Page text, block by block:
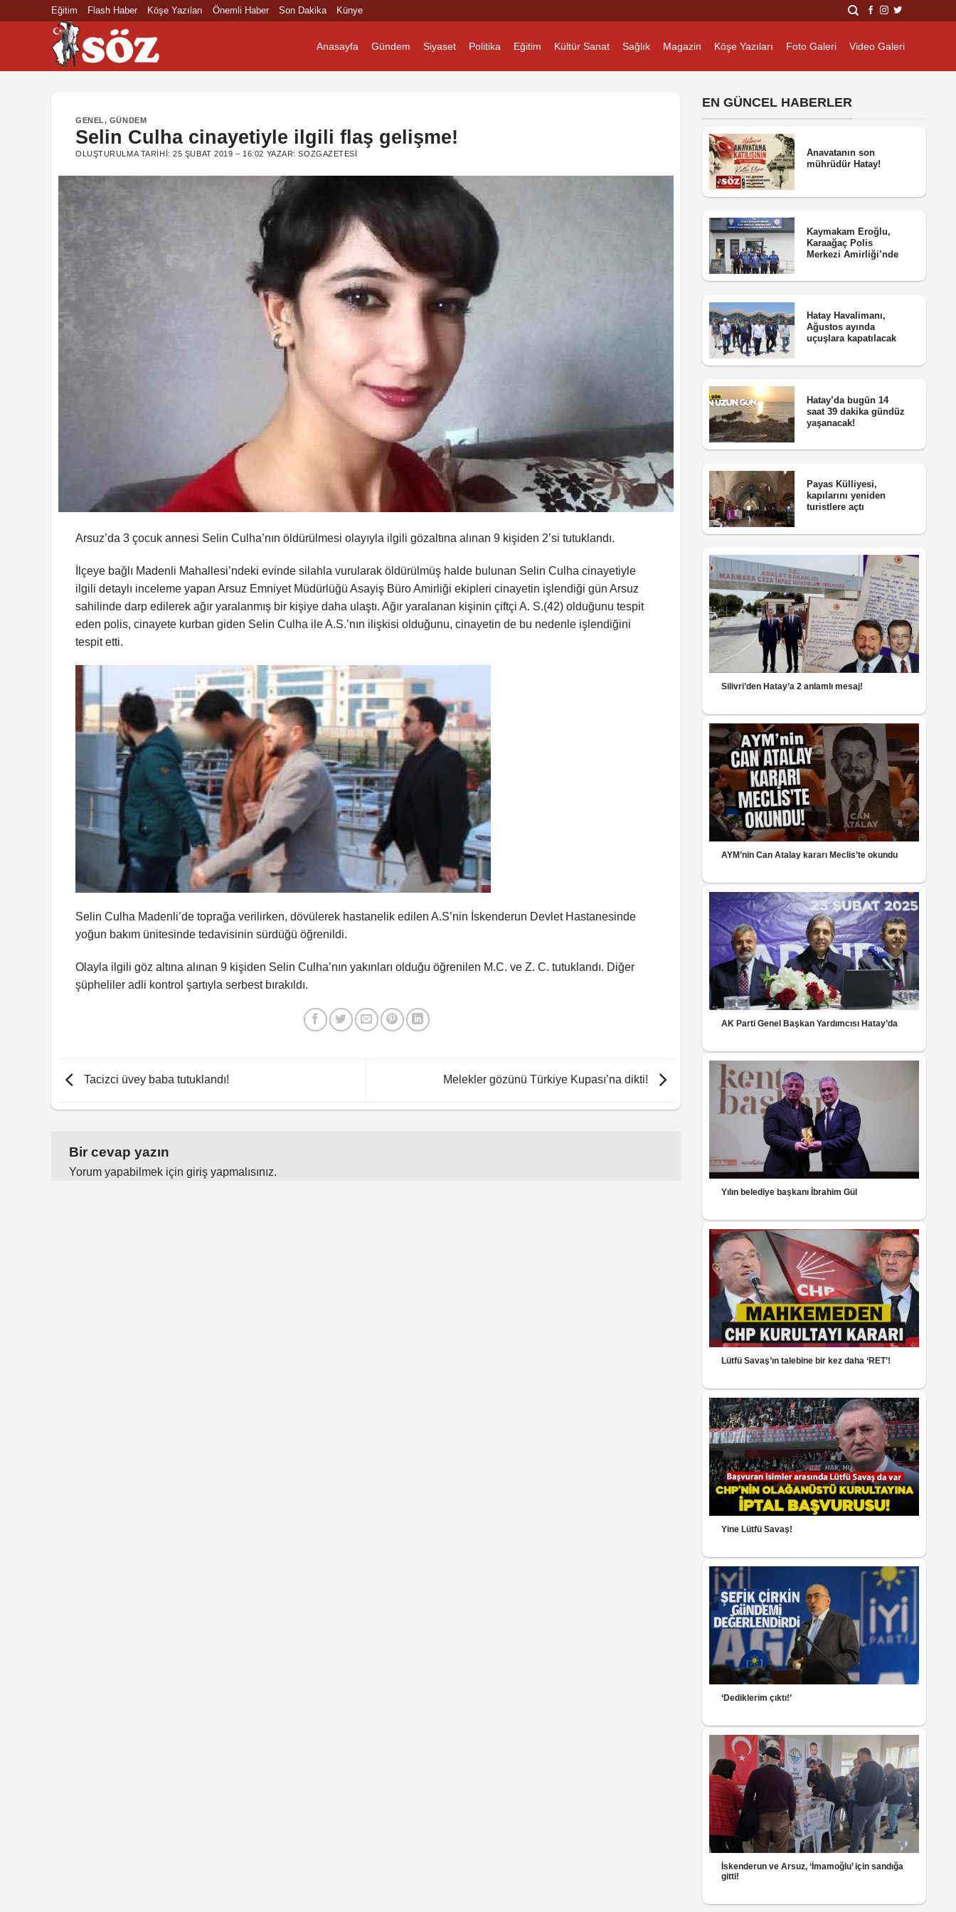
Eğitim Flash Haber Köşe Yazıları Önemli Haber Son Dakika Künye
Anasayfa Gündem Siyaset Politika Eğitim Kültür Sanat Sağlık Magazin Köşe Yazıları Foto Galeri Video Galeri
GENEL, GÜNDEM
Selin Culha cinayetiyle ilgili flaş gelişme!
OLUŞTURULMA TARIHI:25 ŞUBAT 2019 – 16:02 YAZAR:SOZGAZETESI
Arsuz’da 3 çocuk annesi Selin Culha’nın öldürülmesi olayıyla ilgili gözaltına alınan 9 kişiden 2’si tutuklandı.
İlçeye bağlı Madenli Mahallesi’ndeki evinde silahla vurularak öldürülmüş halde bulunan Selin Culha cinayetiyle
ilgili detaylı inceleme yapan Arsuz Emniyet Müdürlüğü Asayiş Büro Amirliği ekipleri cinayetin işlendiği gün Arsuz
sahilinde darp edilerek ağır yaralanmış bir kişiye daha ulaştı. Ağır yaralanan kişinin çiftçi A. S.(42) olduğunu tespit
eden polis, cinayete kurban giden Selin Culha ile A.S.’nın ilişkisi olduğunu, cinayetin de bu nedenle işlendiğini
tespit etti.
Selin Culha Madenli’de toprağa verilirken, dövülerek hastanelik edilen A.S’nin İskenderun Devlet Hastanesinde
yoğun bakım ünitesinde tedavisinin sürdüğü öğrenildi.
Olayla ilgili göz altına alınan 9 kişiden Selin Culha’nın yakınları olduğu öğrenilen M.C. ve Z. C. tutuklandı. Diğer
şüpheliler adli kontrol şartıyla serbest bırakıldı.
Tacizci üvey baba tutuklandı! Melekler gözünü Türkiye Kupası’na dikti!
Bir cevap yazın
Yorum yapabilmek için giriş yapmalısınız.
EN GÜNCEL HABERLER
Anavatanın son
mührüdür Hatay!
Kaymakam Eroğlu,
Karaağaç Polis
Merkezi Amirliği’nde
Hatay Havalimanı,
Ağustos ayında
uçuşlara kapatılacak
Hatay’da bugün 14
saat 39 dakika gündüz
yaşanacak!
Payas Külliyesi,
kapılarını yeniden
turistlere açtı
Silivri’den Hatay’a 2 anlamlı mesaj!
AYM’nin Can Atalay kararı Meclis’te okundu
AK Parti Genel Başkan Yardımcısı Hatay’da
Yılın belediye başkanı İbrahim Gül
Lütfü Savaş’ın talebine bir kez daha ‘RET’!
Yine Lütfü Savaş!
‘Dediklerim çıktı!’
İskenderun ve Arsuz, ‘İmamoğlu’ için sandığa
gitti!